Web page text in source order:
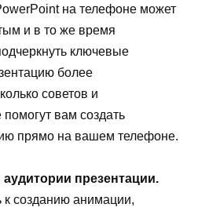
на телефоне может
и в то же время
ключевые
более
советов и
вам создать
прямо на вашем телефоне.
презентации.
к созданию анимации,